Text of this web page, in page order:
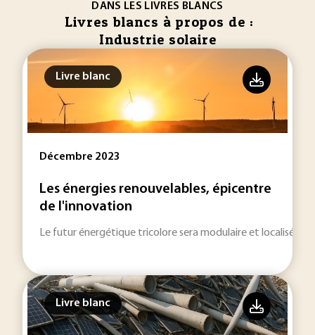
DANS LES LIVRES BLANCS
Livres blancs à propos de :
Industrie solaire
Livre blanc
Décembre 2023
Les énergies renouvelables, épicentre
de l'innovation
Le futur énergétique tricolore sera modulaire et localisé.
Livre blanc